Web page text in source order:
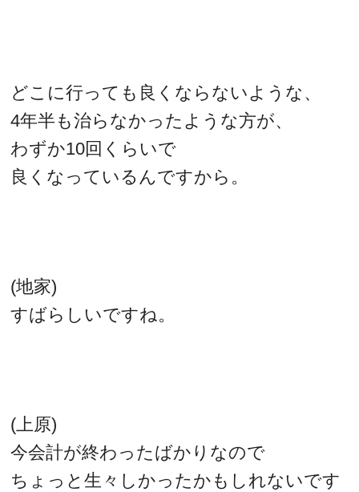
どこに行っても良くならないような、
4年半も治らなかったような方が、
わずか10回くらいで
良くなっているんですから。
(地家)
すばらしいですね。
(上原)
今会計が終わったばかりなので
ちょっと生々しかったかもしれないです